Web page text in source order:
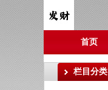
首页
栏目分类